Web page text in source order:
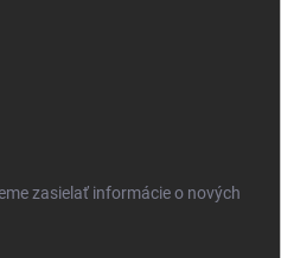
zasielať informácie o nových